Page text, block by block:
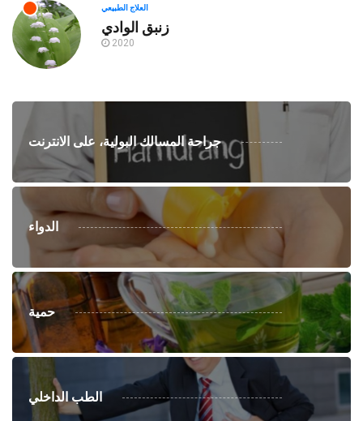
العلاج الطبيعي
زنبق الوادي
2020
جراحة المسالك البولية، على الانترنت
الدواء
حمية
الطب الداخلي